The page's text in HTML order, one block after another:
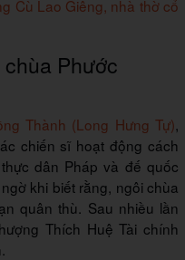
Cù Lao Giêng, nhà thờ cổ
Phước
Thành (Long Hưng Tự),
chiến sĩ hoạt động cách
dân Pháp và đế quốc
khi biết rằng, ngôi chùa
quân thù. Sau nhiều lần
Thích Huệ Tài chính